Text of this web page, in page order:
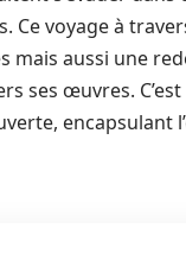
Ce voyage à
mais aussi une
ses œuvres.
encapsulant